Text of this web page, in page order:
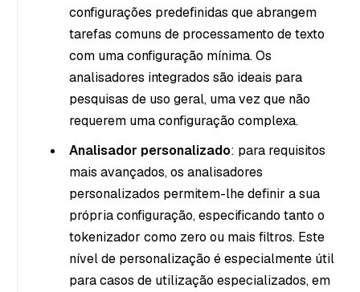
configurações predefinidas que abrangem
tarefas comuns de processamento de texto
com uma configuração mínima. Os
analisadores integrados são ideais para
pesquisas de uso geral, uma vez que não
requerem uma configuração complexa.
Analisador personalizado: para requisitos
mais avançados, os analisadores
personalizados permitem-lhe definir a sua
própria configuração, especificando tanto o
tokenizador como zero ou mais filtros. Este
nível de personalização é especialmente útil
para casos de utilização especializados, em